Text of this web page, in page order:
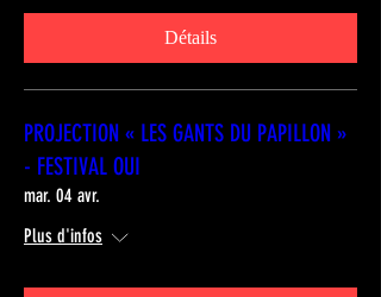
Détails
PROJECTION « LES GANTS DU PAPILLON »
- FESTIVAL OUI
mar. 04 avr.
Plus d'infos